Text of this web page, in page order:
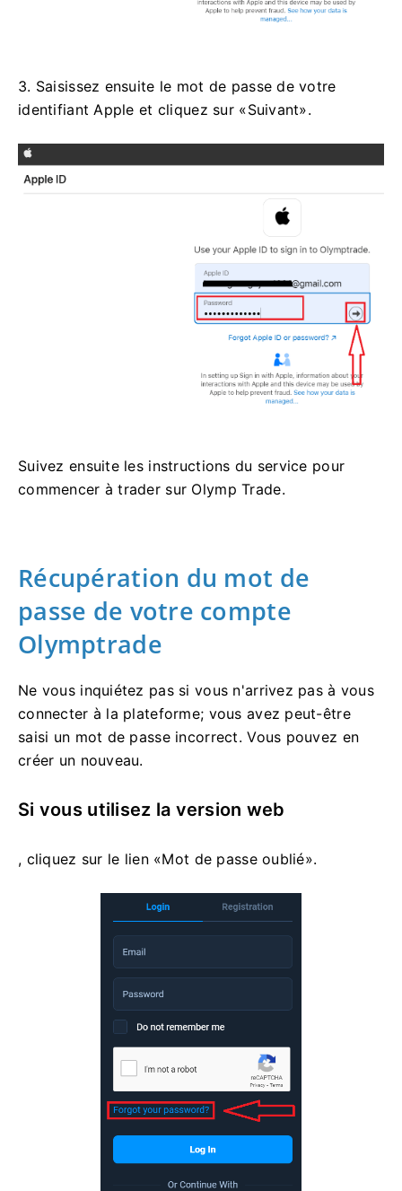
3. Saisissez ensuite le mot de passe de votre
identifiant Apple et cliquez sur «Suivant».
Suivez ensuite les instructions du service pour
commencer à trader sur Olymp Trade.
Récupération du mot de
passe de votre compte
Olymptrade
Ne vous inquiétez pas si vous n'arrivez pas à vous
connecter à la plateforme; vous avez peut-être
saisi un mot de passe incorrect. Vous pouvez en
créer un nouveau.
Si vous utilisez la version web
, cliquez sur le lien «Mot de passe oublié».